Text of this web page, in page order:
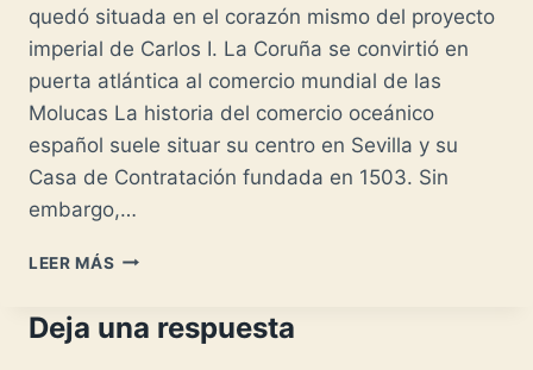
quedó situada en el corazón mismo del proyecto
imperial de Carlos I. La Coruña se convirtió en
puerta atlántica al comercio mundial de las
Molucas La historia del comercio oceánico
español suele situar su centro en Sevilla y su
Casa de Contratación fundada en 1503. Sin
embargo,…
LEER MÁS LA
LA
Deja una respuesta